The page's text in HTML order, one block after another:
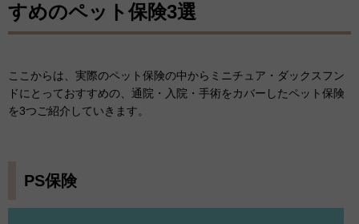
すめのペット保険3選
ここからは、実際のペット保険の中からミニチュア・ダックスフン
ドにとっておすすめの、通院・入院・手術をカバーしたペット保険
を3つご紹介していきます。
PS保険